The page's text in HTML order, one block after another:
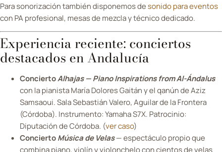
Para sonorización también disponemos desonido para eventos
con PA profesional, mesas de mezcla y técnico dedicado.
Experiencia reciente: conciertos
destacados en Andalucía
ConciertoAlhajas — Piano Inspirations from Al-Ándalus
con la pianista María Dolores Gaitán y el qanún de Aziz
Samsaoui. Sala Sebastián Valero, Aguilar de la Frontera
(Córdoba). Instrumento: Yamaha S7X. Patrocinio:
Diputación de Córdoba. (ver caso)
ConciertoMúsica de Velas— espectáculo propio que